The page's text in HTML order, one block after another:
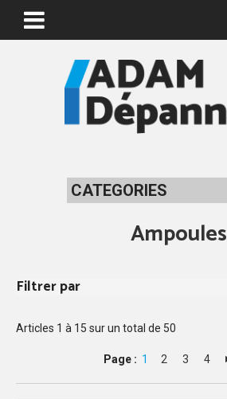
CATEGORIES
Ampoules
Filtrer par
Articles 1 à 15 sur un total de 50
Page : 1 2 3 4